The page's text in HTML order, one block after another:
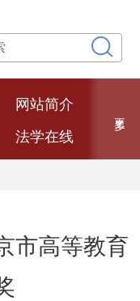
网站简介
法学在线
法大文创
市高等教育